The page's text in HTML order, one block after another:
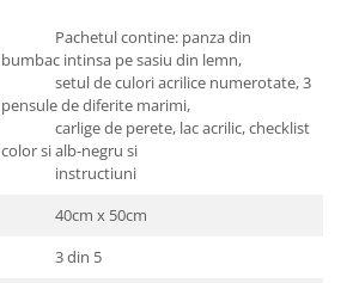
Pachetul contine: panza din
bumbac intinsa pe sasiu din lemn,
setul de culori acrilice numerotate, 3
pensule de diferite marimi,
carlige de perete, lac acrilic, checklist
color si alb-negru si
instructiuni
40cm x 50cm
3 din 5